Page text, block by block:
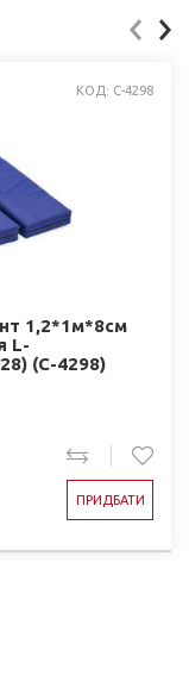
КОД: C-4298
1,2*1м*8см
L-
(C-4298)
ПРИДБАТИ